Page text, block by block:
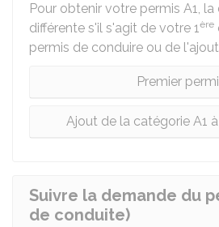
Pour obtenir votre permis A1,
différente s'il s'agit de votre 1ère
permis de conduire ou de
Premier
Ajout de la catégorie A1
Suivre la demande du
de conduite)